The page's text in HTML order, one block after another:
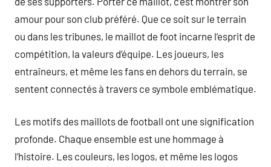
amour pour son club préféré. Que ce soit sur le terrain
ou dans les tribunes, le maillot de foot incarne l’esprit de
compétition, la valeurs d’équipe. Les joueurs, les
entraîneurs, et même les fans en dehors du terrain, se
sentent connectés à travers ce symbole emblématique.
Les motifs des maillots de football ont une signification
profonde. Chaque ensemble est une hommage à
l’histoire. Les couleurs, les logos, et même les logos